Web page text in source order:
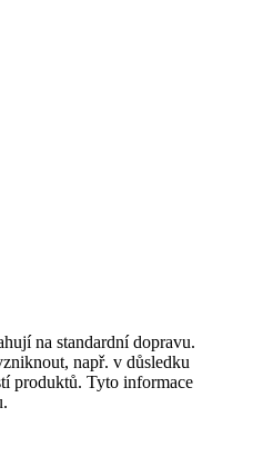
na standardní dopravu.
např. v důsledku
produktů. Tyto informace